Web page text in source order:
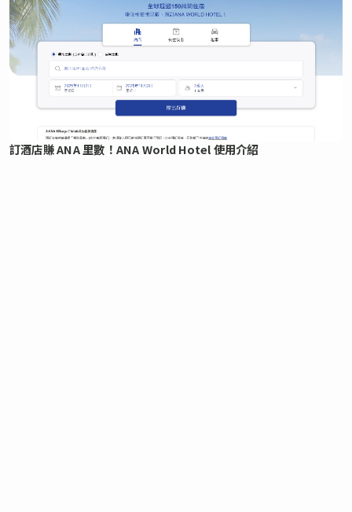
訂酒店賺 ANA 里數！ANA World Hotel 使用介紹